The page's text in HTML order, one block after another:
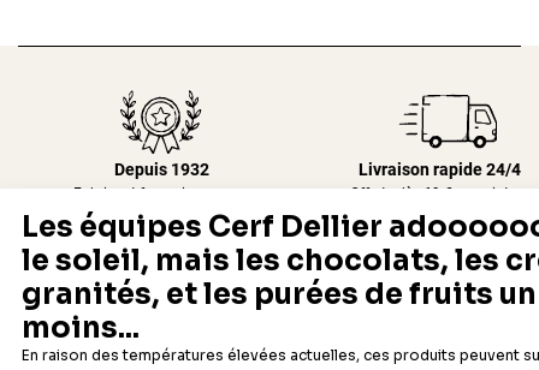
Depuis 1932
Fabricant français reconnu
Livraison rapide 24/48h
Offerte dès 69 € en point